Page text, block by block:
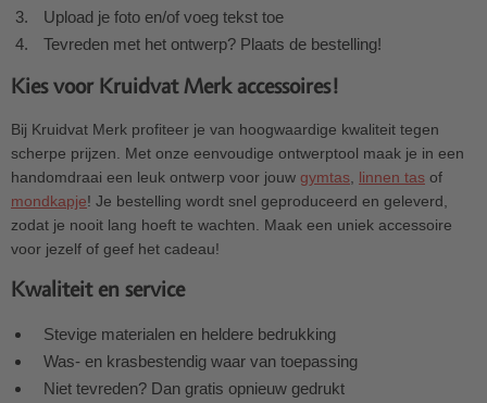
Upload je foto en/of voeg tekst toe
Tevreden met het ontwerp? Plaats de bestelling!
Kies voor Kruidvat Merk accessoires!
Bij Kruidvat Merk profiteer je van hoogwaardige kwaliteit tegen
scherpe prijzen. Met onze eenvoudige ontwerptool maak je in een
handomdraai een leuk ontwerp voor jouw gymtas linnen tas of
mondkapje! Je bestelling wordt snel geproduceerd en geleverd,
zodat je nooit lang hoeft te wachten. Maak een uniek accessoire
voor jezelf of geef het cadeau!
Kwaliteit en service
Stevige materialen en heldere bedrukking
Was- en krasbestendig waar van toepassing
Niet tevreden? Dan gratis opnieuw gedrukt